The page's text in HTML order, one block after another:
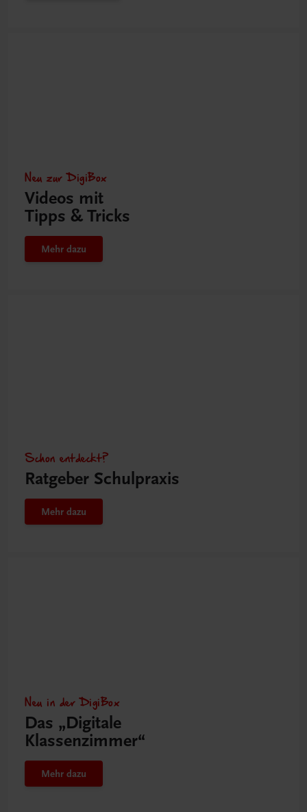
Neu zur DigiBox
Videos mit
Tipps & Tricks
Mehr dazu
Schon entdeckt?
Ratgeber Schulpraxis
Mehr dazu
Neu in der DigiBox
Das „Digitale
Klassenzimmer“
Mehr dazu